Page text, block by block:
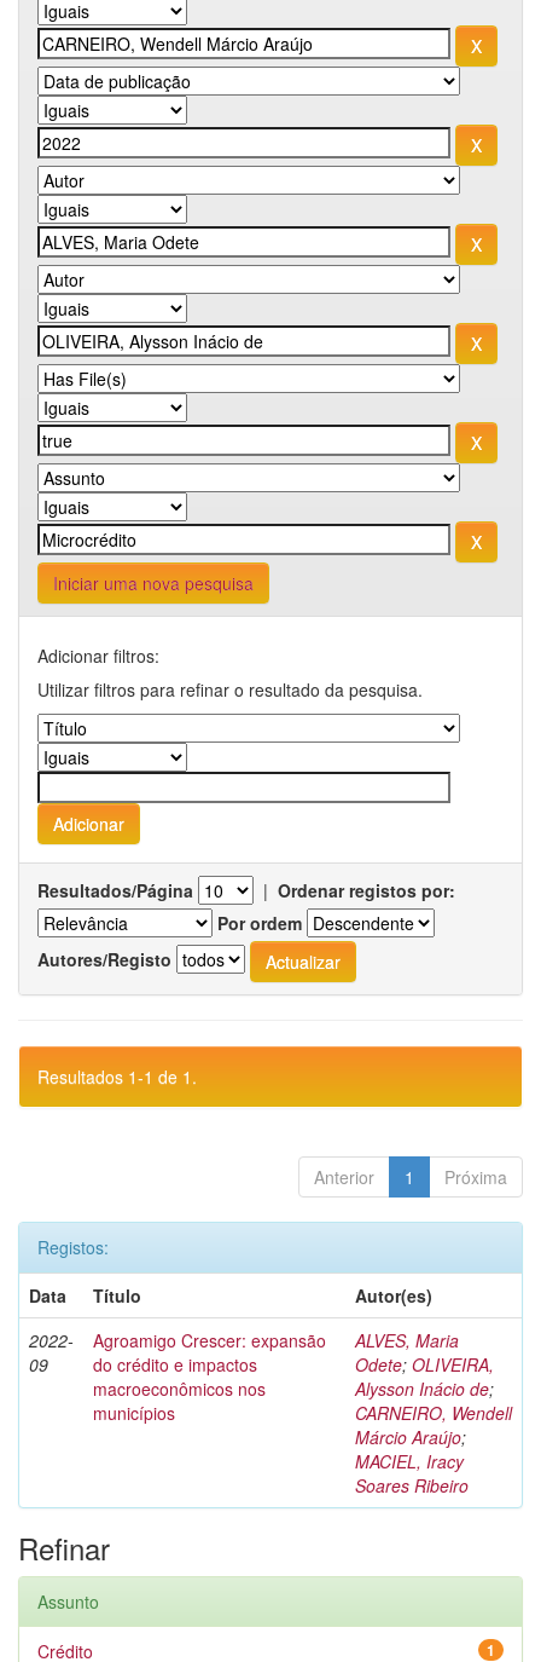
Iniciar uma nova pesquisa
Adicionar filtros:
Utilizar filtros para refinar o resultado da pesquisa.
Resultados/Página | Ordenar registos por:
Por ordem
Autores/Registo
Resultados 1-1 de 1.
Anterior 1 Próxima
Registos:
Data
Título
Autor(es)
2022-
09
Agroamigo Crescer: expansão
do crédito e impactos
macroeconômicos nos
municípios
ALVES, Maria
Odete; OLIVEIRA,
Alysson Inácio de;
CARNEIRO, Wendell
Márcio Araújo;
MACIEL, Iracy
Soares Ribeiro
Refinar
Assunto
1
Crédito